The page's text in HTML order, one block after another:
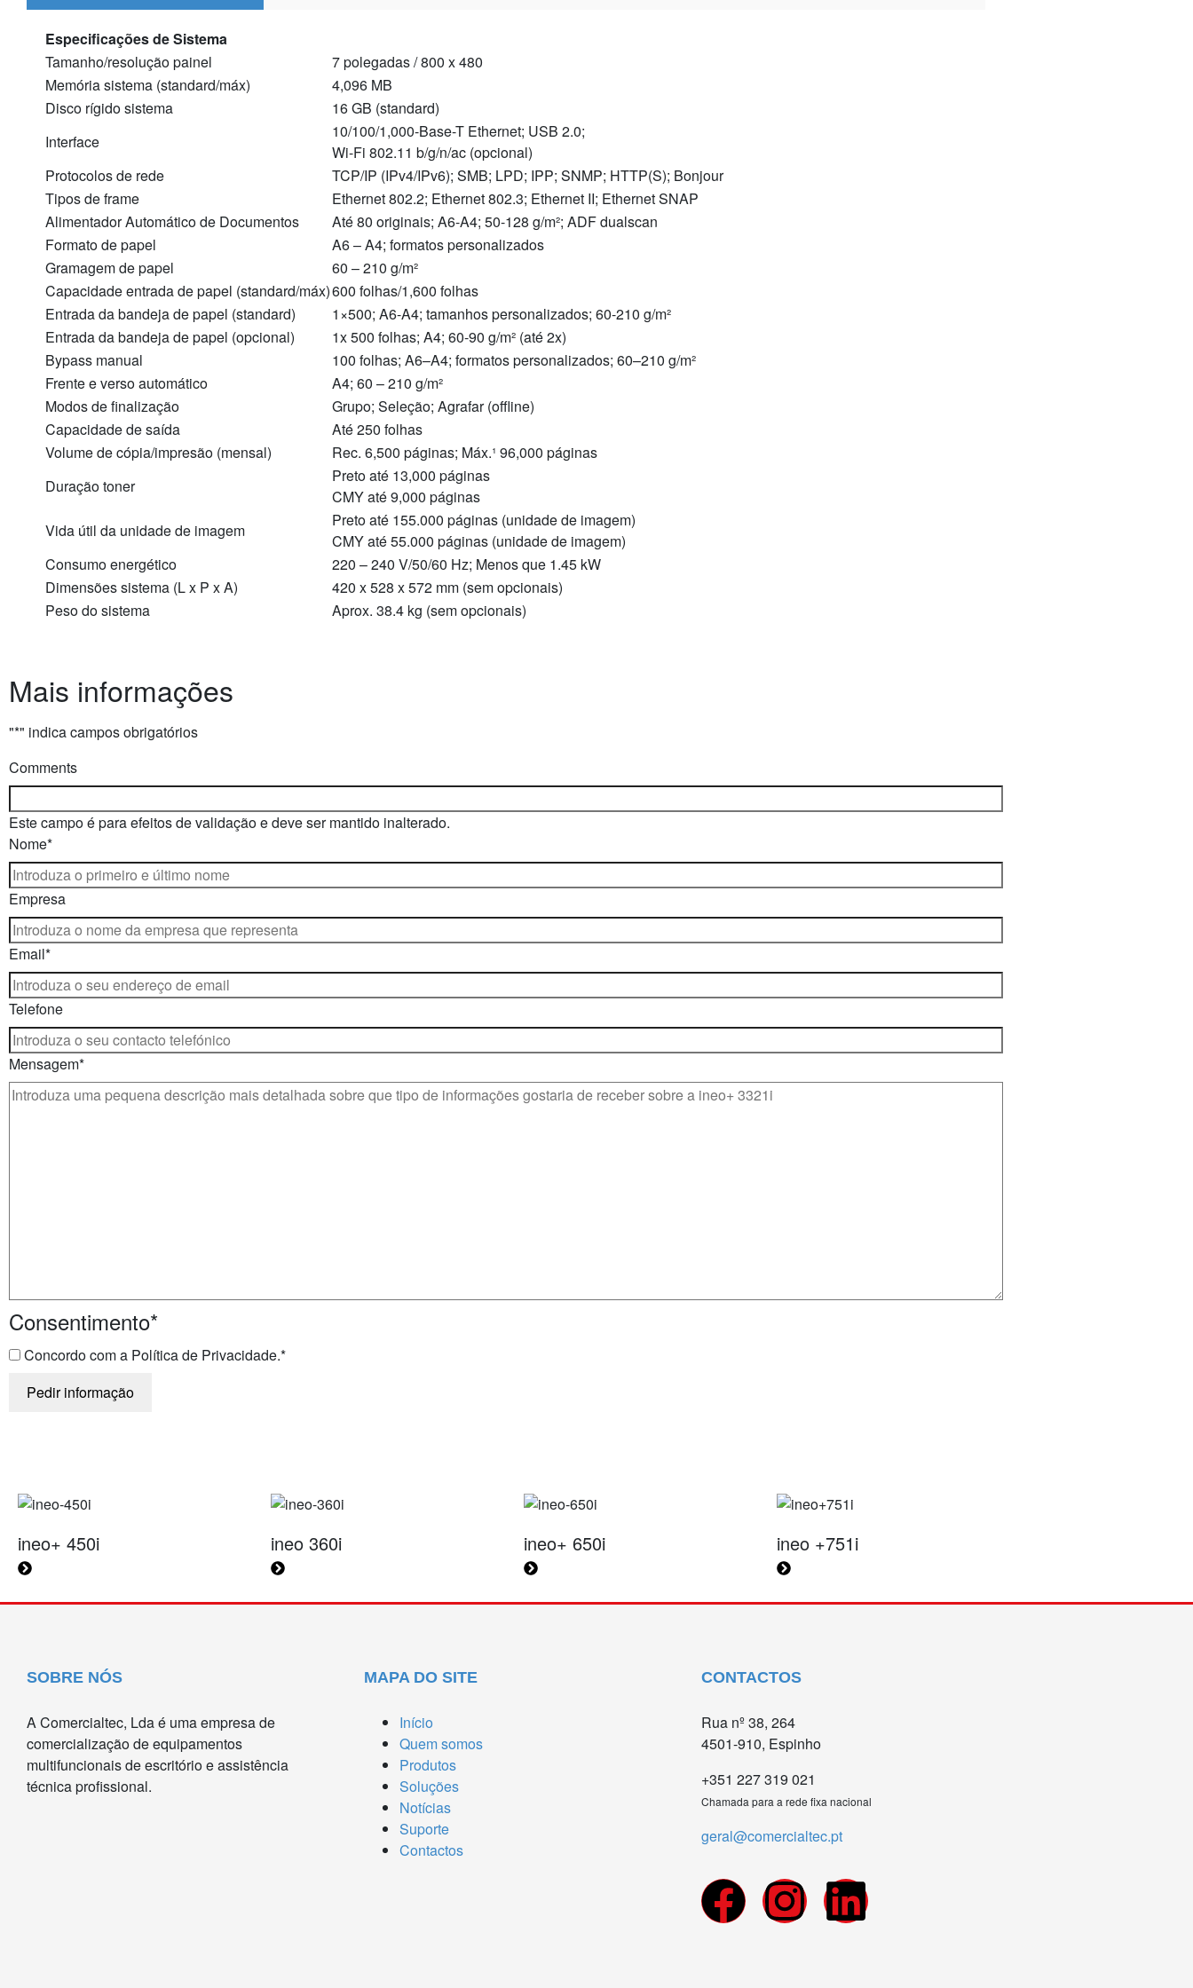
Especificações de Sistema
Tamanho/resolução painel
7 polegadas / 800 x 480
Memória sistema (standard/máx)
4,096 MB
Disco rígido sistema
16 GB (standard)
Interface
10/100/1,000-Base-T Ethernet; USB 2.0;
Wi-Fi 802.11 b/g/n/ac (opcional)
Protocolos de rede
TCP/IP (IPv4/IPv6); SMB; LPD; IPP; SNMP; HTTP(S); Bonjour
Tipos de frame
Ethernet 802.2; Ethernet 802.3; Ethernet II; Ethernet SNAP
Alimentador Automático de Documentos
Até 80 originais; A6-A4; 50-128 g/m²; ADF dualscan
Formato de papel
A6 – A4; formatos personalizados
Gramagem de papel
60 – 210 g/m²
Capacidade entrada de papel (standard/máx)600 folhas/1,600 folhas
Entrada da bandeja de papel (standard)
1×500; A6-A4; tamanhos personalizados; 60-210 g/m²
Entrada da bandeja de papel (opcional)
1x 500 folhas; A4; 60-90 g/m² (até 2x)
Bypass manual
100 folhas; A6–A4; formatos personalizados; 60–210 g/m²
Frente e verso automático
A4; 60 – 210 g/m²
Modos de finalização
Grupo; Seleção; Agrafar (offline)
Capacidade de saída
Até 250 folhas
Volume de cópia/impresão (mensal)
Rec. 6,500 páginas; Máx.¹ 96,000 páginas
Duração toner
Preto até 13,000 páginas
CMY até 9,000 páginas
Vida útil da unidade de imagem
Preto até 155.000 páginas (unidade de imagem)
CMY até 55.000 páginas (unidade de imagem)
Consumo energético
220 – 240 V/50/60 Hz; Menos que 1.45 kW
Dimensões sistema (L x P x A)
420 x 528 x 572 mm (sem opcionais)
Peso do sistema
Aprox. 38.4 kg (sem opcionais)
Mais informações
"*" indica campos obrigatórios
Comments
Este campo é para efeitos de validação e deve ser mantido inalterado.
Nome*
Empresa
Email*
Telefone
Mensagem*
Consentimento*
Concordo com a Política de Privacidade.*
ineo+ 450i ineo 360i ineo+ 650i ineo +751i
SOBRE NÓS
A Comercialtec, Lda é uma empresa de
comercialização de equipamentos
multifuncionais de escritório e assistência
técnica profissional.
MAPA DO SITE
Início
Quem somos
Produtos
Soluções
Notícias
Suporte
Contactos
CONTACTOS
Rua nº 38, 264
4501-910, Espinho
+351 227 319 021
Chamada para a rede fixa nacional
geral@comercialtec.pt